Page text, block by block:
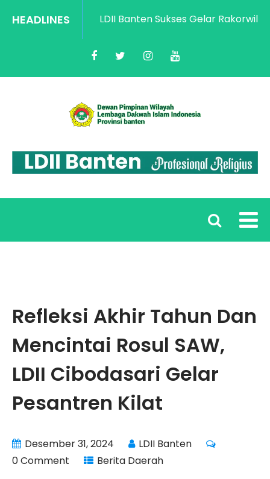
HEADLINES LDII Banten Sukses Gelar Rakorwil
Refleksi Akhir Tahun Dan
Mencintai Rosul SAW,
LDII Cibodasari Gelar
Pesantren Kilat
Desember 31, 2024
LDII Banten
0 Comment
Berita Daerah